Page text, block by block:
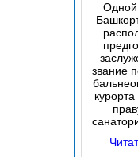
звание